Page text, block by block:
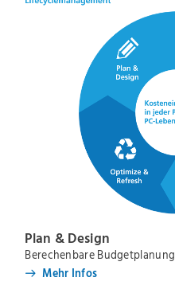
Plan & Design
Berechenbare Budgetplanung
Mehr Infos